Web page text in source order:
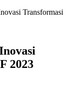
Transformasi
2023